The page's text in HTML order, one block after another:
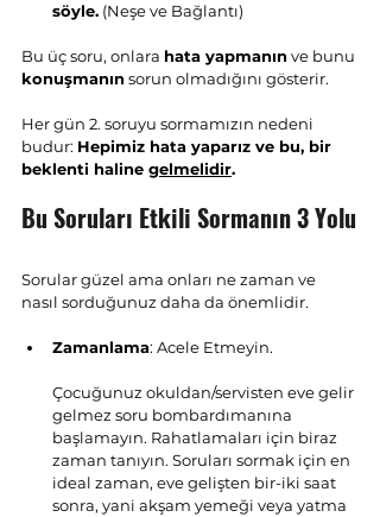
söyle. (Neşe ve Bağlantı)
Bu üç soru, onlara hata yapmanın ve bunu
konuşmanın sorun olmadığını gösterir.
Her gün 2. soruyu sormamızın nedeni
budur: Hepimiz hata yaparız ve bu, bir
beklenti haline gelmelidir.
Bu Soruları Etkili Sormanın 3 Yolu
Sorular güzel ama onları ne zaman ve
nasıl sorduğunuz daha da önemlidir.
Zamanlama: Acele Etmeyin.
Çocuğunuz okuldan/servisten eve gelir
gelmez soru bombardımanına
başlamayın. Rahatlamaları için biraz
zaman tanıyın. Soruları sormak için en
ideal zaman, eve gelişten bir-iki saat
sonra, yani akşam yemeği veya yatma